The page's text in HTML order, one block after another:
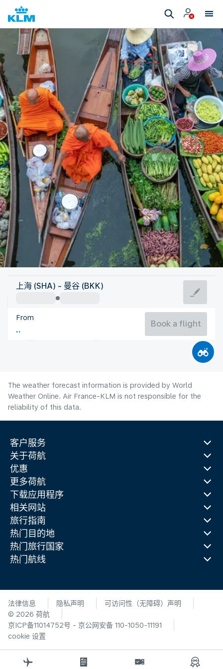
Thailand
Bangkok
Thailand
Flight time
上海 (SHA) - 曼谷 (BKK)
From
Book a flight
The weather forecast information is provided by World
Weather Online. Air France-KLM is not responsible for the
reliability of this data.
客户服务
关于荷航
优惠
更多荷航
下载应用程序
相关网站
旅行指南
热门目的地
热门旅行国家
热门航线
法律信息 隐私声明
可访问性（无障碍）声明
© 2026 荷航
京ICP备11014752号 - 京公网安备 110-1050-11191
cookie 设置